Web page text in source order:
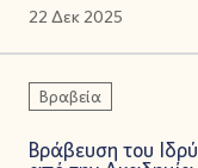
22 Δεκ 2025
Βραβεία
Βράβευση του